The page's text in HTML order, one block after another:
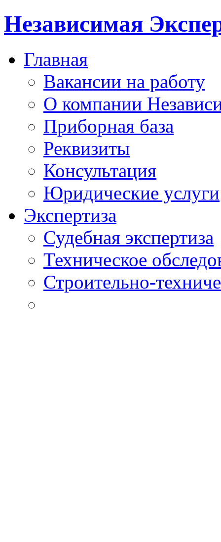
Независимая
Главная
Вакансии на работу
О компании
Приборная база
Реквизиты
Консультация
Юридические услуги
Экспертиза
Судебная экспертиза
Техническое
Строительно-